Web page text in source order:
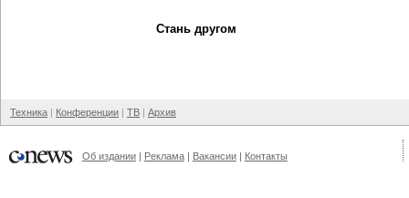
Стань другом
Техника Конференции ТВ Архив
Об издании Реклама Вакансии Контакты